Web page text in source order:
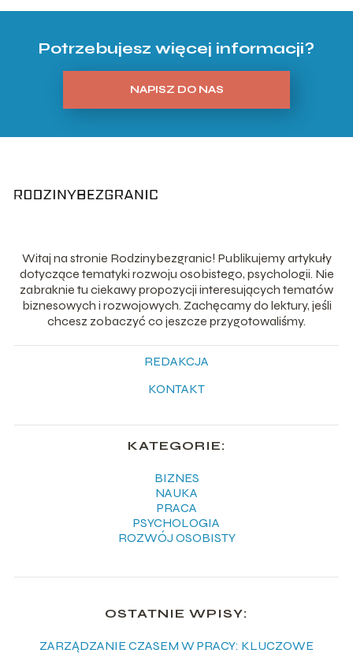
Potrzebujesz więcej informacji?
NAPISZ DO NAS
Witaj na stronie Rodzinybezgranic! Publikujemy artykuły
dotyczące tematyki rozwoju osobistego, psychologii. Nie
zabraknie tu ciekawy propozycji interesujących tematów
biznesowych i rozwojowych. Zachęcamy do lektury, jeśli
chcesz zobaczyć co jeszcze przygotowaliśmy.
REDAKCJA
KONTAKT
KATEGORIE:
BIZNES
NAUKA
PRACA
PSYCHOLOGIA
ROZWÓJ OSOBISTY
OSTATNIE WPISY:
ZARZĄDZANIE CZASEM W PRACY: KLUCZOWE